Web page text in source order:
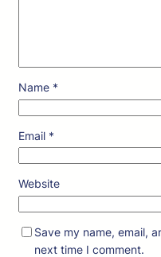
Name *
Email *
Website
Save my name, email,
next time I comment.